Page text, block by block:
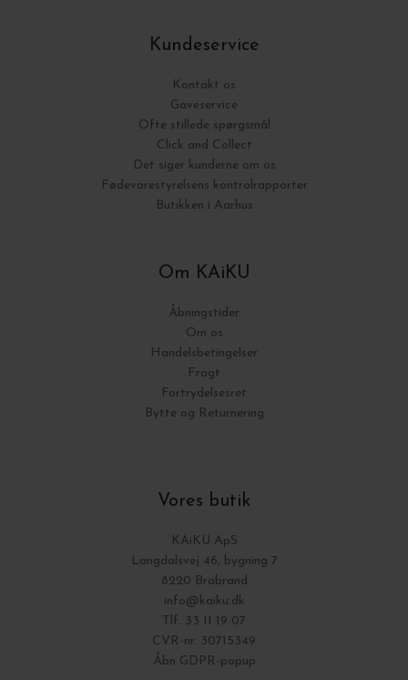
Kundeservice
Kontakt os
Gaveservice
Ofte stillede spørgsmål
Click and Collect
Det siger kunderne om os
Fødevarestyrelsens kontrolrapporter
Butikken i Aarhus
Om KAiKU
Åbningstider
Om os
Handelsbetingelser
Fragt
Fortrydelsesret
Bytte og Returnering
Vores butik
KAiKU ApS
Langdalsvej 46, bygning 7
8220 Brabrand
info@kaiku.dk
Tlf. 33 11 19 07
CVR-nr. 30715349
Åbn GDPR-popup